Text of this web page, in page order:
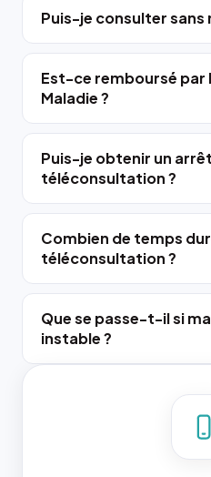
Puis-je consulter
Est-ce remboursé par
Maladie ?
Puis-je obtenir un
téléconsultation ?
Combien de temps
téléconsultation ?
Que se passe-t-il si
instable ?